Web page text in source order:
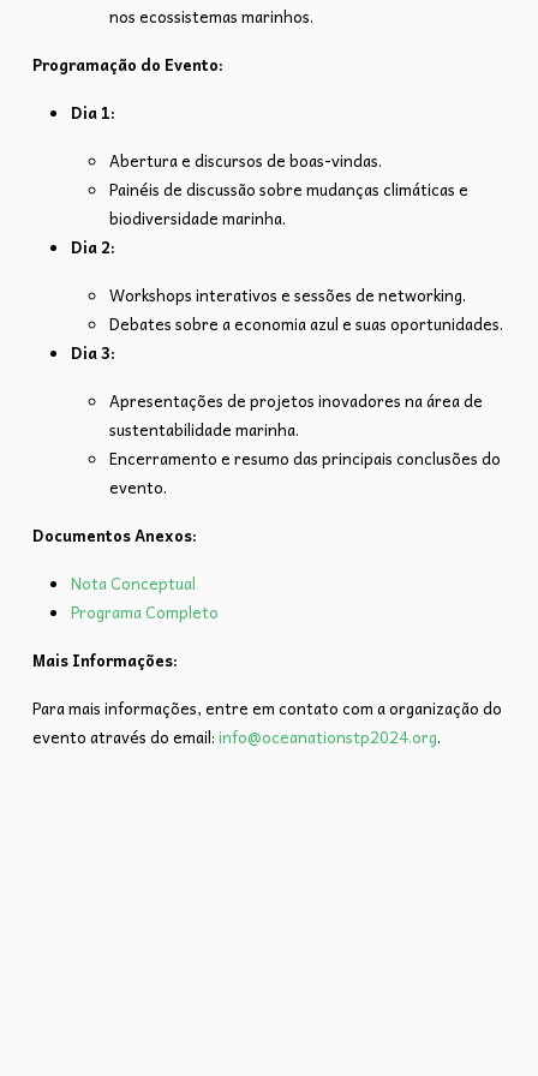
nos ecossistemas marinhos.
Programação do Evento:
Dia 1:
Abertura e discursos de boas-vindas.
Painéis de discussão sobre mudanças climáticas e
biodiversidade marinha.
Dia 2:
Workshops interativos e sessões de networking.
Debates sobre a economia azul e suas oportunidades.
Dia 3:
Apresentações de projetos inovadores na área de
sustentabilidade marinha.
Encerramento e resumo das principais conclusões do
evento.
Documentos Anexos:
Nota Conceptual
Programa Completo
Mais Informações:
Para mais informações, entre em contato com a organização do
evento através do email:info@oceanationstp2024.org.